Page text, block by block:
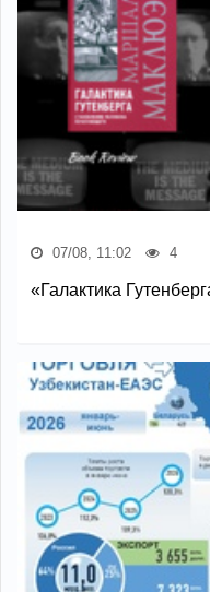
07/08, 11:02 4
«Галактика